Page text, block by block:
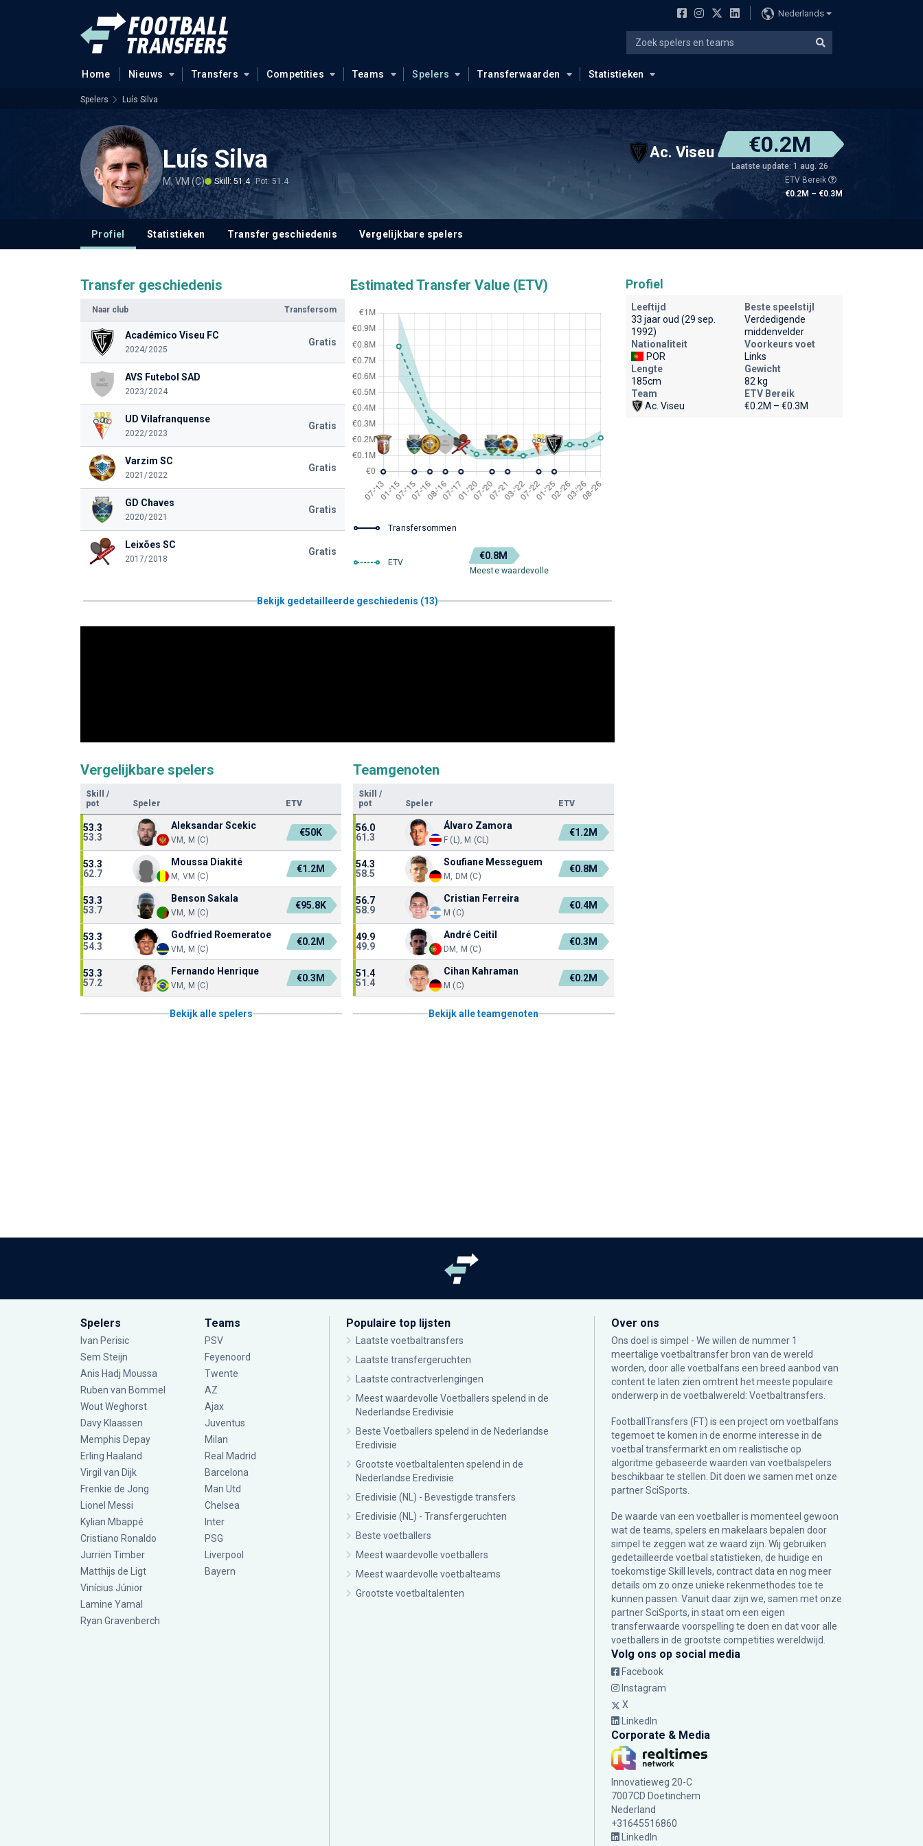
Nederlands
Home Nieuws Transfers Competities Teams Spelers Transferwaarden Statistieken
Spelers Luís Silva
Luís Silva
M, VM (C) Skill: 51.4 Pot: 51.4
Ac. Viseu €0.2M
Laatste update: 1 aug. 26
ETV Bereik
€0.2M – €0.3M
Profiel Statistieken Transfer geschiedenis Vergelijkbare spelers
Transfer geschiedenis
Naar club Transfersom
Académico Viseu FC
2024/2025
Gratis
AVS Futebol SAD
2023/2024
UD Vilafranquense
2022/2023
Gratis
Varzim SC
2021/2022
Gratis
GD Chaves
2020/2021
Gratis
Leixões SC
2017/2018
Gratis
Estimated Transfer Value (ETV)
Transfersommen
ETV
€0.8M
Meeste waardevolle
Bekijk gedetailleerde geschiedenis (13)
Vergelijkbare spelers
Skill
/
pot
Speler ETV
53.3
53.3
Aleksandar Scekic
VM, M (C)
€50K
53.3
62.7
Moussa Diakité
M, VM (C)
€1.2M
53.3
53.7
Benson Sakala
VM, M (C)
€95.8K
53.3
54.3
Godfried Roemeratoe
VM, M (C)
€0.2M
53.3
57.2
Fernando Henrique
VM, M (C)
€0.3M
Bekijk alle spelers
Teamgenoten
Skill
/
pot
Speler ETV
56.0
61.3
Álvaro Zamora
F (L), M (CL)
€1.2M
54.3
58.5
Soufiane Messeguem
M, DM (C)
€0.8M
56.7
58.9
Cristian Ferreira
M (C)
€0.4M
49.9
49.9
André Ceitil
DM, M (C)
€0.3M
51.4
51.4
Cihan Kahraman
M (C)
€0.2M
Bekijk alle teamgenoten
Profiel
Leeftijd
33 jaar oud (29 sep.
1992)
Beste speelstijl
Verdedigende
middenvelder
Nationaliteit
POR
Voorkeurs voet
Links
Lengte
185cm
Gewicht
82 kg
Team
Ac. Viseu
ETV Bereik
€0.2M – €0.3M
Spelers
Ivan Perisic
Sem Steijn
Anis Hadj Moussa
Ruben van Bommel
Wout Weghorst
Davy Klaassen
Memphis Depay
Erling Haaland
Virgil van Dijk
Frenkie de Jong
Lionel Messi
Kylian Mbappé
Cristiano Ronaldo
Jurriën Timber
Matthijs de Ligt
Vinícius Júnior
Lamine Yamal
Ryan Gravenberch
Teams
PSV
Feyenoord
Twente
AZ
Ajax
Juventus
Milan
Real Madrid
Barcelona
Man Utd
Chelsea
Inter
PSG
Liverpool
Bayern
Populaire top lijsten
Laatste voetbaltransfers
Laatste transfergeruchten
Laatste contractverlengingen
Meest waardevolle Voetballers spelend in de
Nederlandse Eredivisie
Beste Voetballers spelend in de Nederlandse
Eredivisie
Grootste voetbaltalenten spelend in de
Nederlandse Eredivisie
Eredivisie (NL) - Bevestigde transfers
Eredivisie (NL) - Transfergeruchten
Beste voetballers
Meest waardevolle voetballers
Meest waardevolle voetbalteams
Grootste voetbaltalenten
Over ons
Ons doel is simpel - We willen de nummer 1
meertalige voetbaltransfer bron van de wereld
worden, door alle voetbalfans een breed aanbod van
content te laten zien omtrent het meeste populaire
onderwerp in de voetbalwereld: Voetbaltransfers.
FootballTransfers (FT) is een project om voetbalfans
tegemoet te komen in de enorme interesse in de
voetbal transfermarkt en om realistische op
algoritme gebaseerde waarden van voetbalspelers
beschikbaar te stellen. Dit doen we samen met onze
partnerSciSports
De waarde van een voetballer is momenteel gewoon
wat de teams, spelers en makelaars bepalen door
simpel te zeggen wat ze waard zijn. Wij gebruiken
gedetailleerde voetbal statistieken, de huidige en
toekomstige Skill levels, contract data en nog meer
details om zo onze unieke rekenmethodes toe te
kunnen passen. Vanuit daar zijn we, samen met onze
partner SciSports, in staat om een eigen
transferwaarde voorspelling te doen en dat voor alle
voetballers in de grootste competities wereldwijd.
Volg ons op social media
Facebook
Instagram
X
LinkedIn
Corporate & Media
Innovatieweg 20-C
7007CD Doetinchem
Nederland
+31645516860
LinkedIn